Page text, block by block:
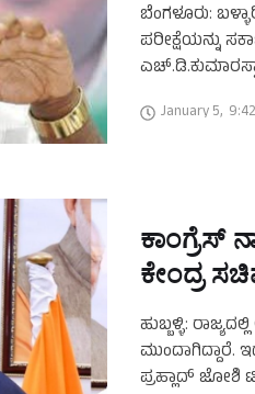
ಬೆಂಗಳೂರು:
ಪರೀಕ್ಷೆಯನ್ನು
January 5,
ಕಾಂಗ್ರೆಸ್‌
ಕೇಂದ್ರ
ಹುಬ್ಬಳ್ಳಿ:
ಮುಂದಾಗಿದ್ದಾರೆ.
ಪ್ರಹ್ಲಾದ್‌ ಜೋಶಿ